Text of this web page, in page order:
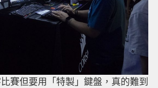
賽但要用「特製」鍵盤，真的難到